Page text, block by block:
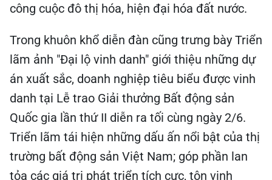
công cuộc đô thị hóa, hiện đại hóa đất nước.
Trong khuôn khổ diễn đàn cũng trưng bày Triển
lãm ảnh "Đại lộ vinh danh" giới thiệu những dự
án xuất sắc, doanh nghiệp tiêu biểu được vinh
danh tại Lễ trao Giải thưởng Bất động sản
Quốc gia lần thứ II diễn ra tối cùng ngày 2/6.
Triển lãm tái hiện những dấu ấn nổi bật của thị
trường bất động sản Việt Nam; góp phần lan
tỏa các giá trị phát triển tích cực, tôn vinh